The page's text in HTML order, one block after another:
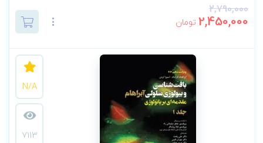
2,790,000
2,450,000 تومان
N/A
7113